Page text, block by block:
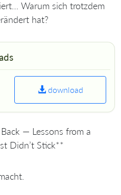
download
— Lessons from a
Didn’t Stick**